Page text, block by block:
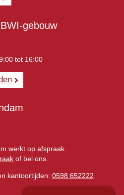
gebouw
tot 16:00
werkt op afspraak.
of bel ons.
kantoortijden: 0598 652222